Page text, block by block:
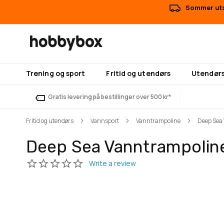
Sommer
Trening og sport Fritid og utendørs
Gratis levering på bestillinger over 500 kr*
Fritid og utendørs Vannsport Vanntrampoline Deep
Deep Sea